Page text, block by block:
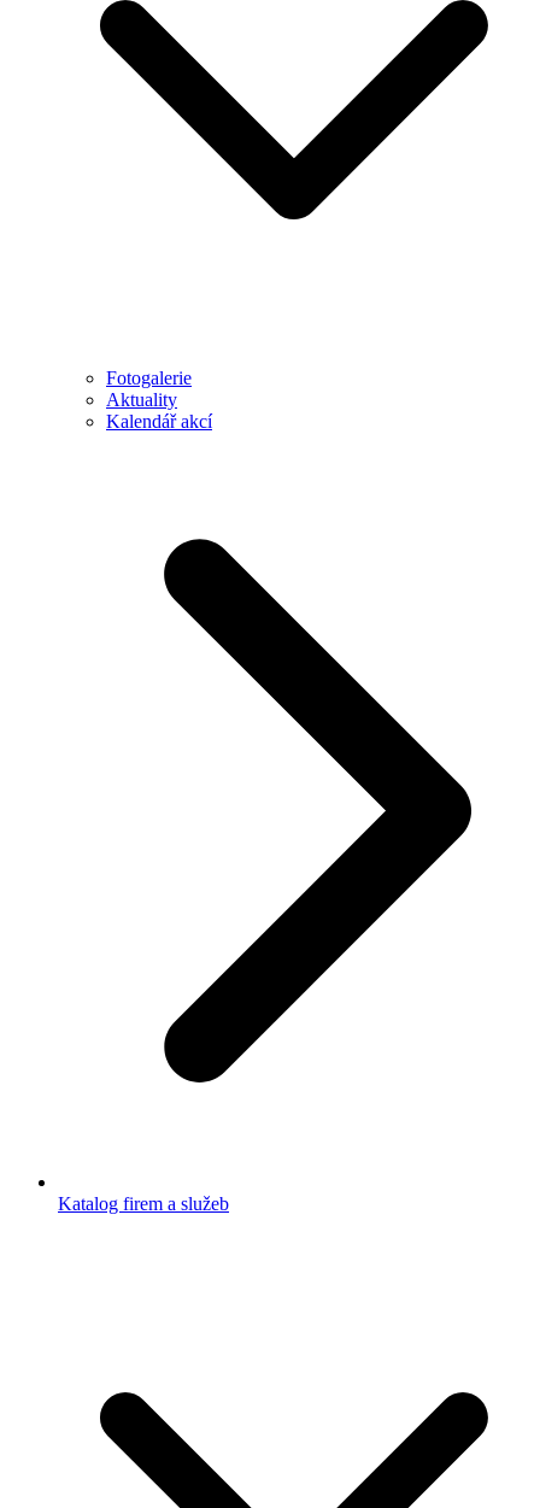
Fotogalerie
Aktuality
Kalendář akcí
Katalog firem a služeb